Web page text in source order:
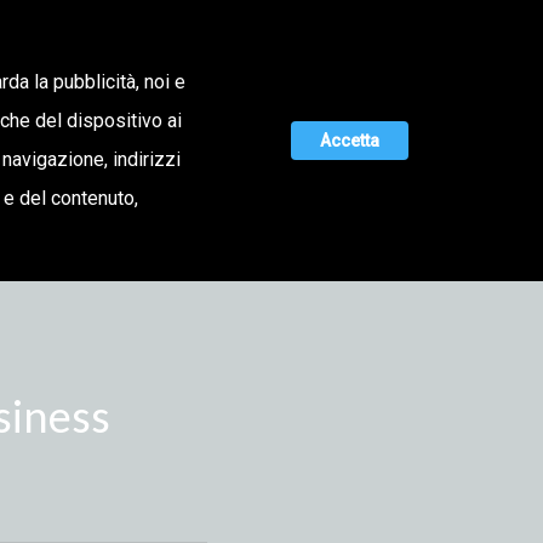
la pubblicità, noi e
del dispositivo ai
indirizzi
del contenuto,
Accetta